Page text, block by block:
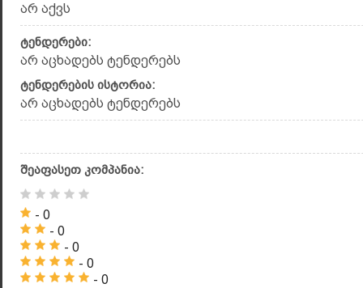
არ აქვს
ტენდერები:
არ აცხადებს ტენდერებს
ტენდერების ისტორია:
არ აცხადებს ტენდერებს
შეაფასეთ კომპანია:
- 0
- 0
- 0
- 0
- 0